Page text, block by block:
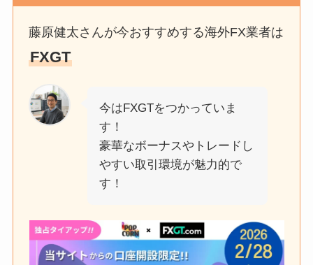
藤原健太さんが今おすすめする海外FX業者は
FXGT
今はFXGTをつかっていま
す！
豪華なボーナスやトレードし
やすい取引環境が魅力的で
す！